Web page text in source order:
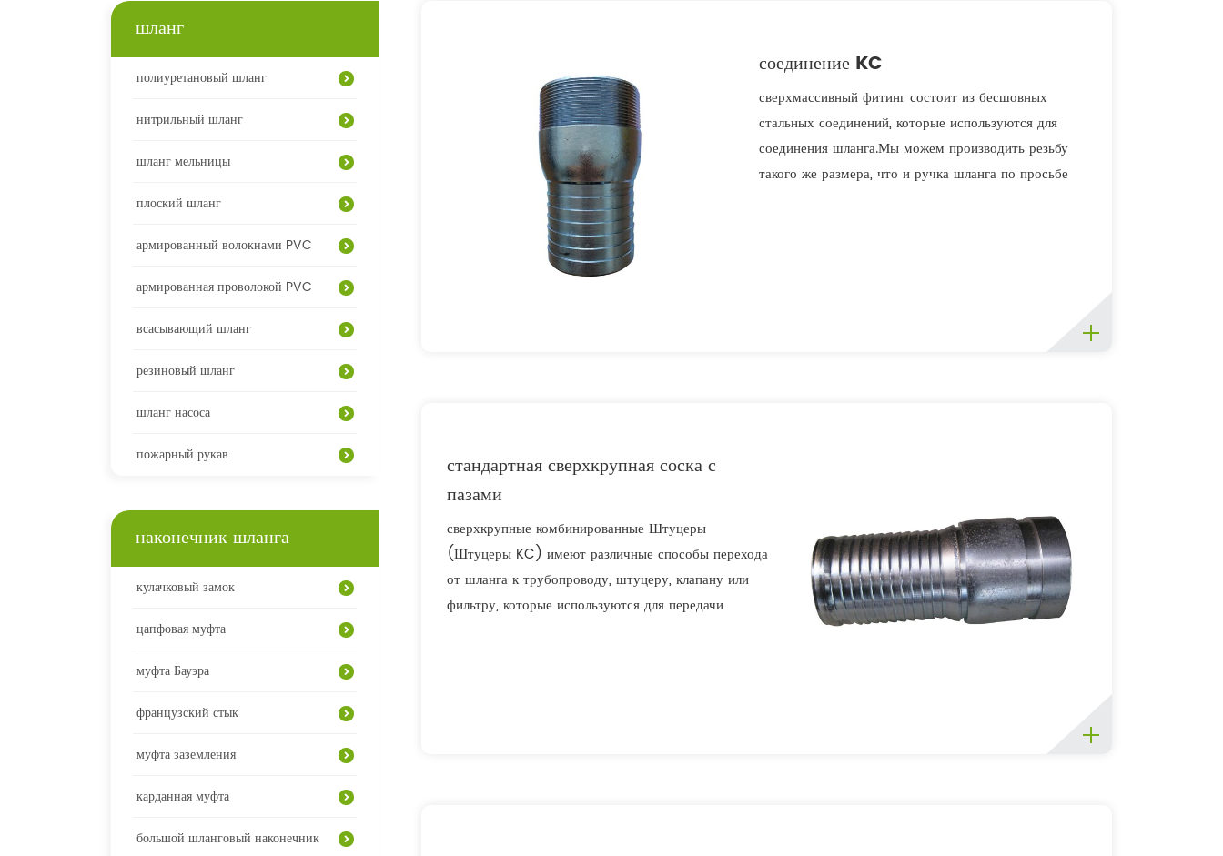
соединение KC
сверхмассивный фитинг состоит из бесшовных
стальных соединений, которые используются для
соединения шланга.Мы можем производить резьбу
такого же размера, что и ручка шланга по просьбе
стандартная сверхкрупная соска с
пазами
сверхкрупные комбинированные Штуцеры
(Штуцеры KC) имеют различные способы перехода
от шланга к трубопроводу, штуцеру, клапану или
фильтру, которые используются для передачи
шланг
полиуретановый шланг
нитрильный шланг
шланг мельницы
плоский шланг
армированный волокнами PVC
армированная проволокой PVC
всасывающий шланг
резиновый шланг
шланг насоса
пожарный рукав
наконечник шланга
кулачковый замок
цапфовая муфта
муфта Бауэра
французский стык
муфта заземления
карданная муфта
большой шланговый наконечник